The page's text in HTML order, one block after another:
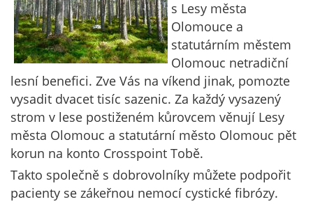
s Lesy města
Olomouce a
statutárním městem
Olomouc netradiční
lesní benefici. Zve Vás na víkend jinak, pomozte
vysadit dvacet tisíc sazenic. Za každý vysazený
strom v lese postiženém kůrovcem věnují Lesy
města Olomouc a statutární město Olomouc pět
korun na konto Crosspoint Tobě.
Takto společně s dobrovolníky můžete podpořit
pacienty se zákeřnou nemocí cystické fibrózy.